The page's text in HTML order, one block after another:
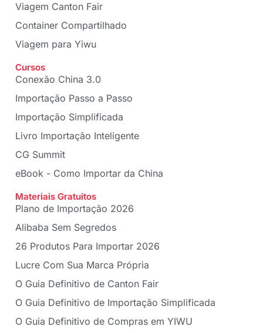
Viagem Canton Fair
Container Compartilhado
Viagem para Yiwu
Cursos
Conexão China 3.0
Importação Passo a Passo
Importação Simplificada
Livro Importação Inteligente
CG Summit
eBook - Como Importar da China
Materiais Gratuitos
Plano de Importação 2026
Alibaba Sem Segredos
26 Produtos Para Importar 2026
Lucre Com Sua Marca Própria
O Guia Definitivo de Canton Fair
O Guia Definitivo de Importação Simplificada
O Guia Definitivo de Compras em YIWU